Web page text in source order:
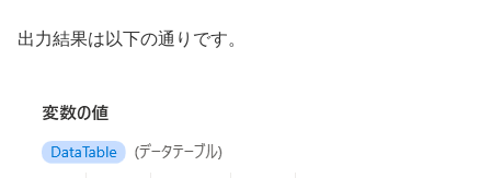
出力結果は以下の通りです。